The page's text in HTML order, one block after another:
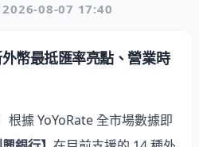
2026-08-07 17:40
幣最抵匯率亮點、營業時
根據 YoYoRate 全市場數據即